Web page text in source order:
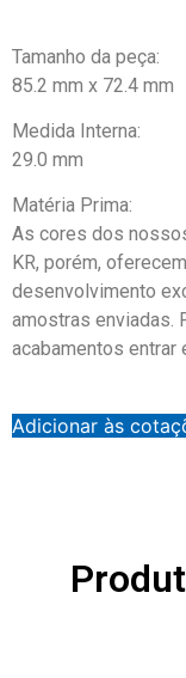
Tamanho da peça:
85.2 mm x 72.4 mm
Medida Interna:
29.0 mm
Matéria Prima:
As cores dos
KR, porém,
desenvolvimento
amostras enviadas.
acabamentos entrar
Adicionar às